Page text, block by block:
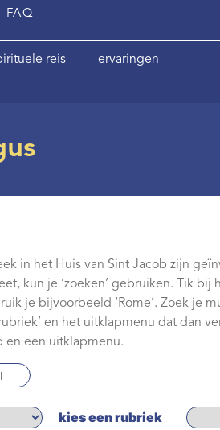
FAQ
reis ervaringen
in het Huis van Sint Jacob zijn
kun je ‘zoeken’ gebruiken. Tik
je bijvoorbeeld ‘Rome’. Zoek je
en het uitklapmenu dat dan
en een uitklapmenu.
kies een rubriek